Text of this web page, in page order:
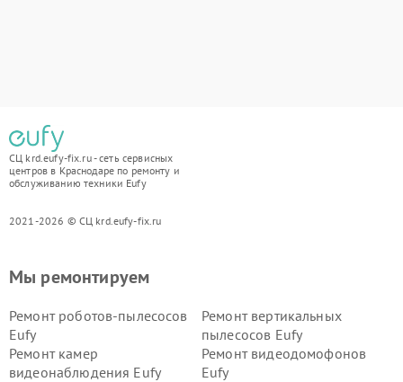
СЦ krd.eufy-fix.ru - сеть сервисных
центров в Краснодаре по ремонту и
обслуживанию техники Eufy
2021-2026 © СЦ krd.eufy-fix.ru
Мы ремонтируем
Ремонт роботов-пылесосов
Eufy
Ремонт вертикальных
пылесосов Eufy
Ремонт камер
видеонаблюдения Eufy
Ремонт видеодомофонов
Eufy